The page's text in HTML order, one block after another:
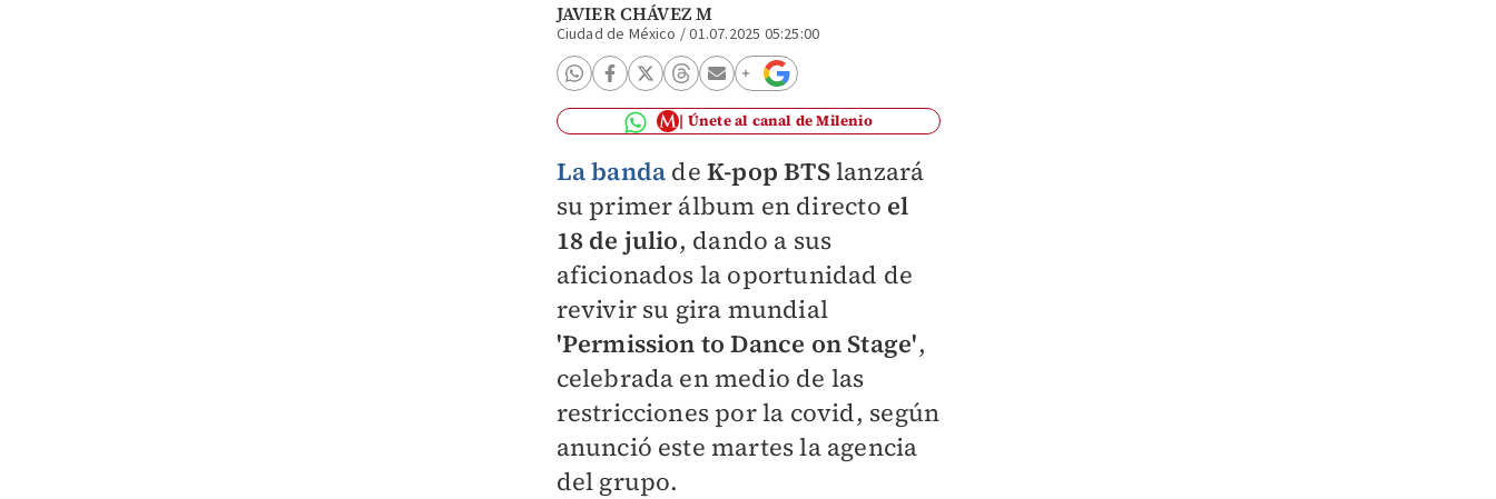
JAVIER CHÁVEZ M
Ciudad de México /01.07.2025 05:25:00
Únete al canal de Milenio
La banda de K-pop BTSlanzará
su primer álbum en directo el
18 de julio, dando a sus
aficionados la oportunidad de
revivir su gira mundial
'Permission to Dance on Stage',
celebrada en medio de las
restricciones por la covid, según
anunció este martes la agencia
del grupo.